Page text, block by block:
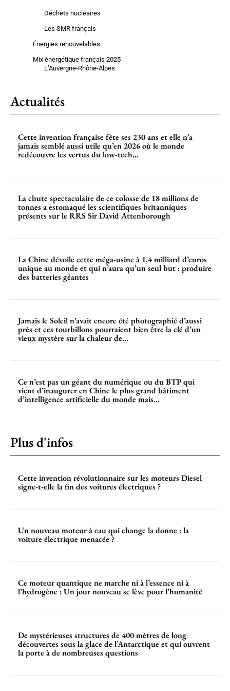
Déchets nucléaires
Les SMR français
Énergies renouvelables
Mix énergétique français 2025
L’Auvergne-Rhône-Alpes
Actualités
Cette invention française fête ses 230 ans et elle n’a
jamais semblé aussi utile qu’en 2026 où le monde
redécouvre les vertus du low-tech...
La chute spectaculaire de ce colosse de 18 millions de
tonnes a estomaqué les scientifiques britanniques
présents sur le RRS Sir David Attenborough
La Chine dévoile cette méga-usine à 1,4 milliard d’euros
unique au monde et qui n’aura qu’un seul but : produire
des batteries géantes
Jamais le Soleil n’avait encore été photographié d’aussi
près et ces tourbillons pourraient bien être la clé d’un
vieux mystère sur la chaleur de...
Ce n’est pas un géant du numérique ou du BTP qui
vient d’inaugurer en Chine le plus grand bâtiment
d’intelligence artificielle du monde mais...
Plus d'infos
Cette invention révolutionnaire sur les moteurs Diesel
signe-t-elle la fin des voitures électriques ?
Un nouveau moteur à eau qui change la donne : la
voiture électrique menacée ?
Ce moteur quantique ne marche ni à l’essence ni à
l’hydrogène : Un jour nouveau se lève pour l’humanité
De mystérieuses structures de 400 mètres de long
découvertes sous la glace de l’Antarctique et qui ouvrent
la porte à de nombreuses questions